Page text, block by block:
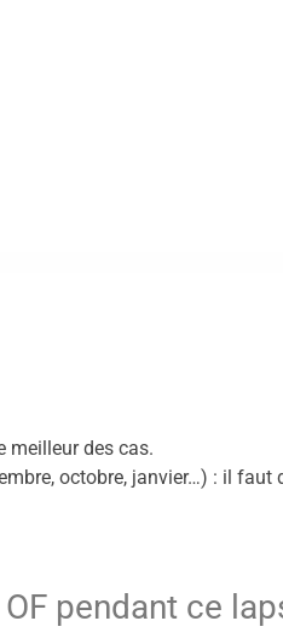
meilleur des cas.
octobre, janvier…) : il
pendant ce